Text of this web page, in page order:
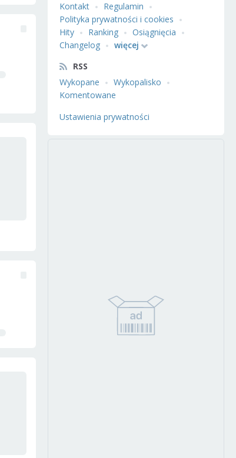
Kontakt
Regulamin
Polityka prywatności i cookies
Hity
Ranking
Osiągnięcia
Changelog
więcej
RSS
Wykopane
Wykopalisko
Komentowane
Ustawienia prywatności